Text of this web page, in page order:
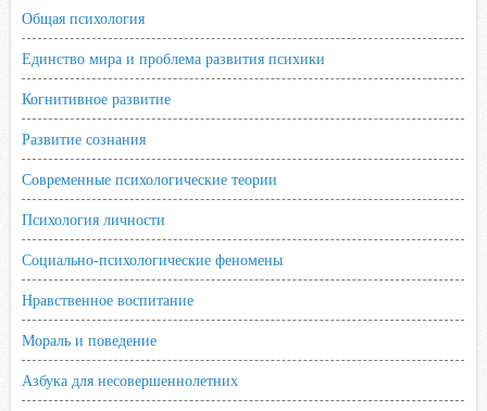
Общая психология
Единство мира и проблема развития психики
Когнитивное развитие
Развитие сознания
Современные психологические теории
Психология личности
Социально-психологические феномены
Нравственное воспитание
Мораль и поведение
Азбука для несовершеннолетних